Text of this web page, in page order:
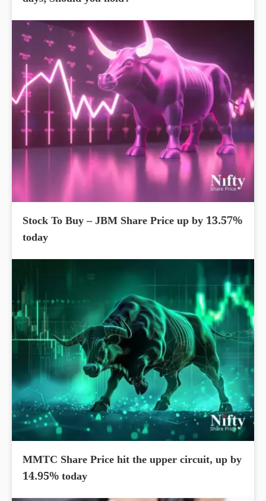
Stock To Buy – JBM Share Price up by 13.57%
today
MMTC Share Price hit the upper circuit, up by
14.95% today